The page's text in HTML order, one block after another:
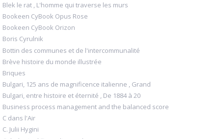
Blek le rat , L'homme qui traverse les murs
Bookeen CyBook Opus Rose
Bookeen CyBook Orizon
Boris Cyrulnik
Bottin des communes et de l'intercommunalité
Brève histoire du monde illustrée
Briques
Bulgari, 125 ans de magnificence italienne , Grand
Bulgari, entre histoire et éternité , De 1884 à 20
Business process management and the balanced score
C dans l'Air
C. Julii Hygini